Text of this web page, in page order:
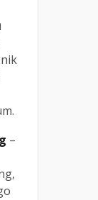
–